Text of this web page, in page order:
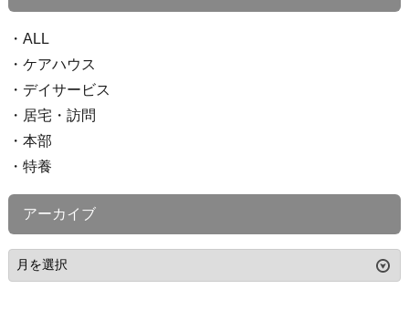
ALL
ケアハウス
デイサービス
居宅・訪問
本部
特養
アーカイブ